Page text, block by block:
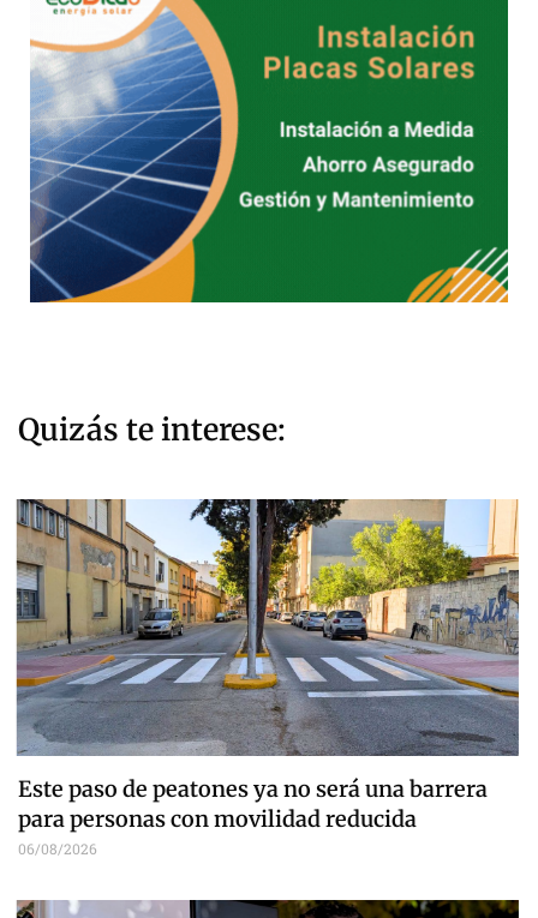
Quizás te interese:
Este paso de peatones ya no será una barrera
para personas con movilidad reducida
06/08/2026